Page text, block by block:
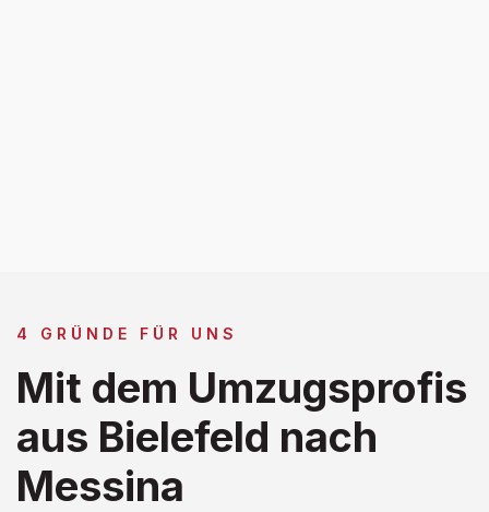
4 GRÜNDE FÜR UNS
Mit dem Umzugsprofis
aus Bielefeld nach
Messina